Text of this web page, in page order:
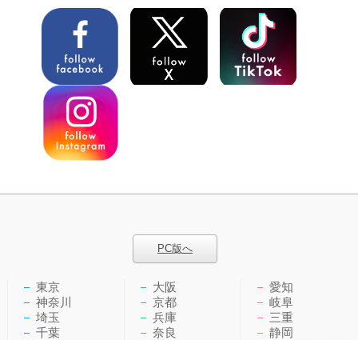
PC版へ
東京
神奈川
埼玉
千葉
大阪
京都
兵庫
奈良
愛知
岐阜
三重
静岡